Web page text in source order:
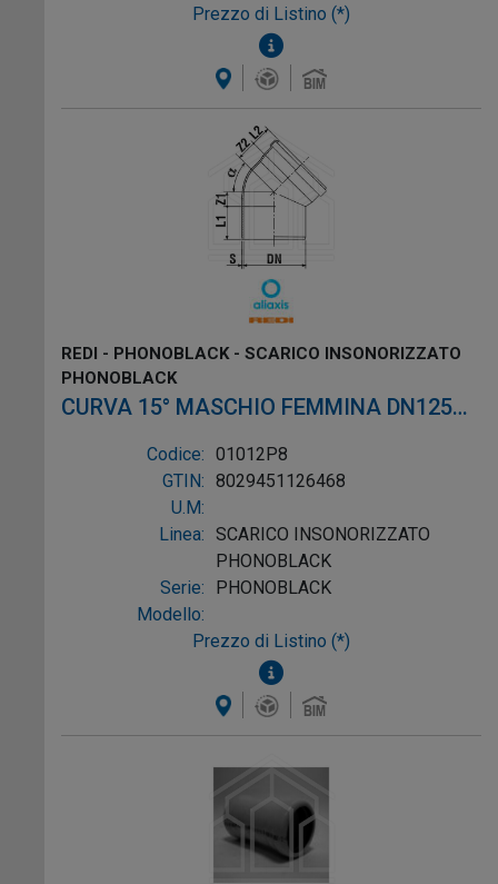
Prezzo di Listino (*)
REDI - PHONOBLACK - SCARICO INSONORIZZATO
PHONOBLACK
CURVA 15° MASCHIO FEMMINA DN125
PVC NERO
Codice: 01012P8
GTIN: 8029451126468
U.M:
Linea: SCARICO INSONORIZZATO
PHONOBLACK
Serie:
PHONOBLACK
Modello:
Prezzo di Listino (*)